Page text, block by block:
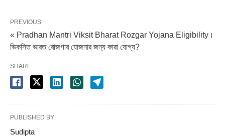
PREVIOUS
« Pradhan Mantri Viksit Bharat Rozgar Yojana Eligibility।
ভিকসিত ভারত রোজগার যোজনার জন্য কারা যোগ্য?
SHARE
PUBLISHED BY
Sudipta